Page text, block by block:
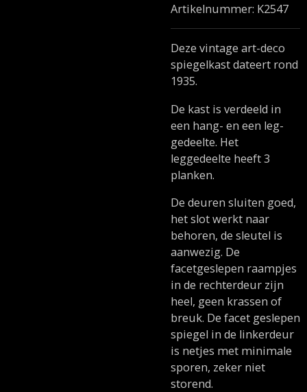
Artikelnummer: K2547
Deze vintage art-deco
spiegelkast dateert rond
1935.
De kast is verdeeld in
een hang- en een leg-
gedeelte. Het
leggedeelte heeft 3
planken.
De deuren sluiten goed,
het slot werkt naar
behoren, de sleutel is
aanwezig. De
facetgeslepen raampjes
in de rechterdeur zijn
heel, geen krassen of
breuk. De facet geslepen
spiegel in de linkerdeur
is netjes met minimale
sporen, zeker niet
storend.